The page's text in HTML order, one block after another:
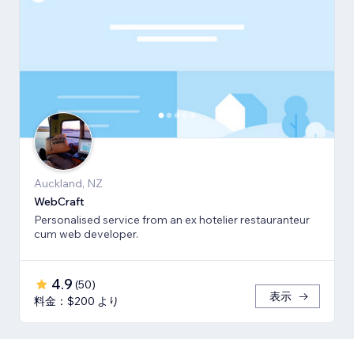
Auckland, NZ
WebCraft
Personalised service from an ex hotelier restauranteur
cum web developer.
4.9 (50)
料金：$200 より
表示